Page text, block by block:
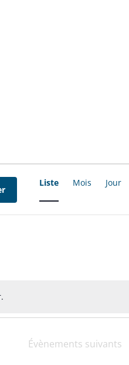
vues
Liste Mois Jour
Évènements suivants